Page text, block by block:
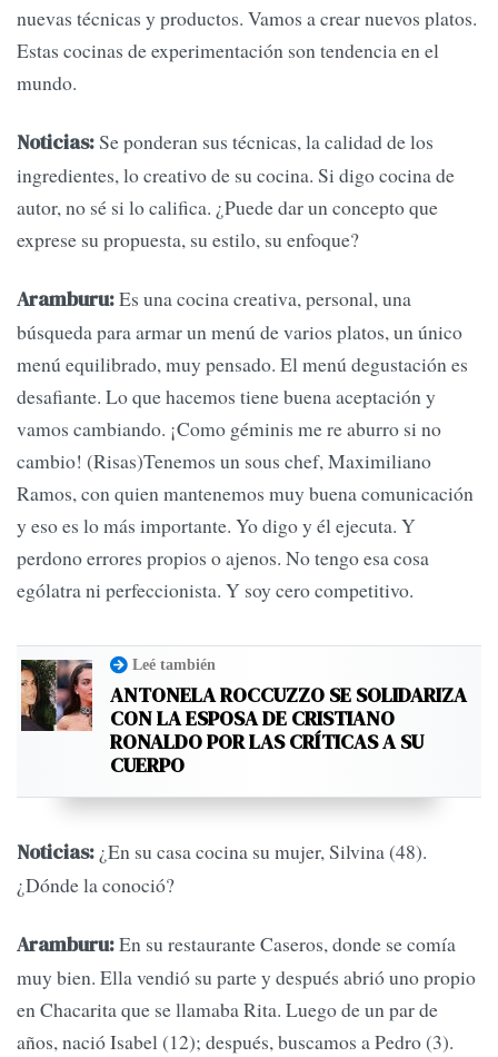
nuevas técnicas y productos. Vamos a crear nuevos platos.
Estas cocinas de experimentación son tendencia en el
mundo.
Noticias:Se ponderan sus técnicas, la calidad de los
ingredientes, lo creativo de su cocina. Si digo cocina de
autor, no sé si lo califica. ¿Puede dar un concepto que
exprese su propuesta, su estilo, su enfoque?
Aramburu:Es una cocina creativa, personal, una
búsqueda para armar un menú de varios platos, un único
menú equilibrado, muy pensado. El menú degustación es
desafiante. Lo que hacemos tiene buena aceptación y
vamos cambiando. ¡Como géminis me re aburro si no
cambio! (Risas)Tenemos un sous chef, Maximiliano
Ramos, con quien mantenemos muy buena comunicación
y eso es lo más importante. Yo digo y él ejecuta. Y
perdono errores propios o ajenos. No tengo esa cosa
ególatra ni perfeccionista. Y soy cero competitivo.
Leé también
ANTONELA ROCCUZZO SE SOLIDARIZA
CON LA ESPOSA DE CRISTIANO
RONALDO POR LAS CRÍTICAS A SU
CUERPO
Noticias: ¿En su casa cocina su mujer, Silvina (48).
¿Dónde la conoció?
Aramburu:En su restaurante Caseros, donde se comía
muy bien. Ella vendió su parte y después abrió uno propio
en Chacarita que se llamaba Rita. Luego de un par de
años, nació Isabel (12); después, buscamos a Pedro (3).